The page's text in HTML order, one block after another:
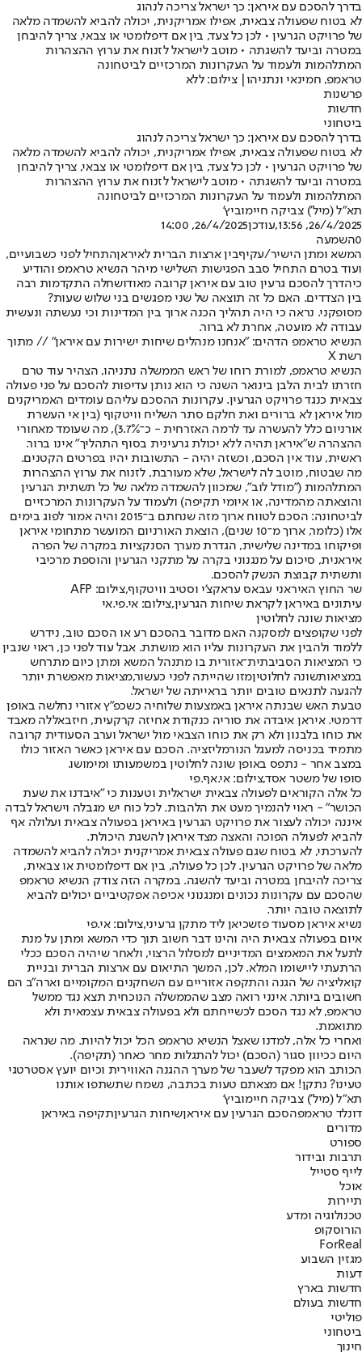
בדרך להסכם עם איראן: כך ישראל צריכה לנהוג
לא בטוח שפעולה צבאית, אפילו אמריקנית, יכולה להביא להשמדה מלאה
של פרויקט הגרעין • לכן כל צעד, בין אם דיפלומטי או צבאי, צריך להיבחן
במטרה וביעד להשגתה • מוטב לישראל לזנוח את ערוץ ההצהרות
המתלהמות ולעמוד על העקרונות המרכזיים לביטחונה
טראמפ, חמינאי ונתניהו| צילום: ללא
פרשנות
חדשות
ביטחוני
בדרך להסכם עם איראן: כך ישראל צריכה לנהוג
לא בטוח שפעולה צבאית, אפילו אמריקנית, יכולה להביא להשמדה מלאה
של פרויקט הגרעין • לכן כל צעד, בין אם דיפלומטי או צבאי, צריך להיבחן
במטרה וביעד להשגתה • מוטב לישראל לזנוח את ערוץ ההצהרות
המתלהמות ולעמוד על העקרונות המרכזיים לביטחונה
תא"ל (מיל') צביקה חיימוביץ'
26/4/2025, 13:56
,עודכן26/4/2025, 14:00
0השמעה
המשא ומתן הישיר/עקיףבין ארצות הברית לאיראןהתחיל לפני כשבועיים,
ועוד בטרם התחיל סבב הפגישות השלישי מיהר הנשיא טראמפ והודיע
כיהדרך להסכם גרעין טוב עם איראן קרובה מאודושחלה התקדמות רבה
בין הצדדים. האם כל זה תוצאה של שני מפגשים בני שלוש שעות?
מסופקני. נראה כי היה תהליך הכנה ארוך בין המדינות וכי נעשתה ונעשית
עבודה לא מועטה, אחרת לא ברור.
הנשיא טראמפ הדהים: "אנחנו מנהלים שיחות ישירות עם איראן" // מתוך
רשת X
הנשיא טראמפ, למורת רוחו של ראש הממשלה נתניהו, הצהיר עוד טרם
חזרתו לבית הלבן בינואר השנה כי הוא נותן עדיפות להסכם על פני פעולה
צבאית כנגד פרויקט הגרעין. עקרונות ההסכם עליהם עומדים האמריקנים
מול איראן לא ברורים ואת חלקם סתר השליח וויטקוף (בין אי העשרת
אורניום כלל להעשרה עד לרמה האזרחית - כ־3.7%), מה שעומד מאחורי
ההצהרה ש"איראן תהיה ללא יכולת גרעינית בסוף התהליך" אינו ברור.
ראשית, עוד אין הסכם, וכשזה יהיה - התשובות יהיו בפרטים הקטנים.
מה שבטוח, מוטב לה לישראל, שלא מעורבת, לזנוח את ערוץ ההצהרות
המתלהמות ("מודל לוב", שמכוון להשמדה מלאה של כל תשתית הגרעין
והוצאתה מהמדינה, או איומי תקיפה) ולעמוד על העקרונות המרכזיים
לביטחונה: הסכם לטווח ארוך מזה שנחתם ב־2015 והיה אמור לפוג בימים
אלו (כלומר, ארוך מ־10 שנים), הוצאת האורניום המועשר מתחומי איראן
ופיקוחו במדינה שלישית, הגדרת מערך הסנקציות במקרה של הפרה
איראנית, סיכום על מנגנוני בקרה על מתקני הגרעין והוספת מרכיבי
ותשתית קבוצת הנשק להסכם.
שר החוץ האיראני עבאס עראקצ'י וסטיב וויטקוף,צילום: AFP
עיתונים באיראן לקראת שיחות הגרעין,צילום: אי.פי.אי
מציאות שונה לחלוטין
לפני שקופצים למסקנה האם מדובר בהסכם רע או הסכם טוב, נידרש
ללמוד ולהבין את העקרונות עליו הוא מושתת. אבל עוד לפני כן, ראוי שנבין
כי המציאות הסביבתית־אזורית בו מתנהל המשא ומתן כיום מתרחש
במציאותשונה לחלוטיןמזו שהייתה לפני כעשור,מציאות מאפשרת יותר
להגעה לתנאים טובים יותר בראייתה של ישראל.
טבעת האש שבנתה איראן באמצעות שלוחיה כשכפ"ץ אזורי נחלשה באופן
דרמטי. איראן איבדה את סוריה כנקודת אחיזה קרקעית, חיזבאללה מאבד
את כוחו בלבנון ולא רק את כוחו הצבאי מול ישראל וערב הסעודית קרובה
מתמיד בכניסה למעגל הנורמליזציה. הסכם עם איראן כאשר האזור כולו
במצב אחר - נתפס באופן שונה לחלוטין במשמעותו ומימושו.
סופו של משטר אסד,צילום: אי.אף.פי
כל אלה הקוראים לפעולה צבאית ישראלית וטענות כי "איבדנו את שעת
הכושר" - ראוי להנמיך מעט את הלהבות. לכל כוח יש מגבלה וישראל לבדה
איננה יכולה לעצור את פרויקט הגרעין באיראן בפעולה צבאית ועלולה אף
להביא לפעולה הפוכה והאצה מצד איראן להשגת היכולת.
להערכתי, לא בטוח שגם פעולה צבאית אמריקנית יכולה להביא להשמדה
מלאה של פרויקט הגרעין. לכן כל פעולה, בין אם דיפלומטית או צבאית,
צריכה להיבחן במטרה וביעד להשגה. במקרה הזה צודק הנשיא טראמפ
שהסכם עם עקרונות נכונים ומנגנוני אכיפה אפקטיביים יכולים להביא
לתוצאה טובה יותר.
נשיא איראן מסעוד פזשכיאן ליד מתקן גרעיני,צילום: אי.פי
איום בפעולה צבאית היה והינו דבר חשוב תוך כדי המשא ומתן על מנת
לתעל את המאמצים המדיניים למסלול הרצוי, ולאחר שיהיה הסכם ככלי
הרתעתי ליישומו המלא. לכן, המשך התיאום עם ארצות הברית ובניית
קואליציה של הגנה והתקפה אזוריים עם השחקנים המקומיים וארה"ב הם
חשובים ביותר. אינני רואה מצב שהממשלה הנוכחית תצא נגד ממשל
טראמפ, לא נגד הסכם לכשייחתם ולא בפעולה צבאית עצמאית ולא
מתואמת.
ואחרי כל אלה, למדנו שאצל הנשיא טראמפ הכל יכול להיות. מה שנראה
היום ככיוון סגור (הסכם) יכול להתגלות מחר כאחר (תקיפה).
הכותב הוא מפקד לשעבר של מערך ההגנה האווירית וכיום יועץ אסטרטגי
טעינו? נתקן! אם מצאתם טעות בכתבה, נשמח שתשתפו אותנו
תא"ל (מיל') צביקה חיימוביץ'
דונלד טראמפהסכם הגרעין עם איראןשיחות הגרעיןתקיפה באיראן
מדורים
ספורט
תרבות ובידור
לייף סטייל
אוכל
תיירות
טכנולוגיה ומדע
הורוסקופ
ForReal
מגזין השבוע
דעות
חדשות בארץ
חדשות בעולם
פוליטי
ביטחוני
חינוך